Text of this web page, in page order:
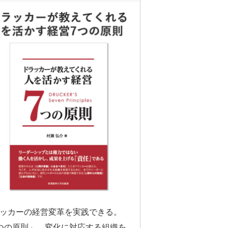
カーの経営変革を実践できる。